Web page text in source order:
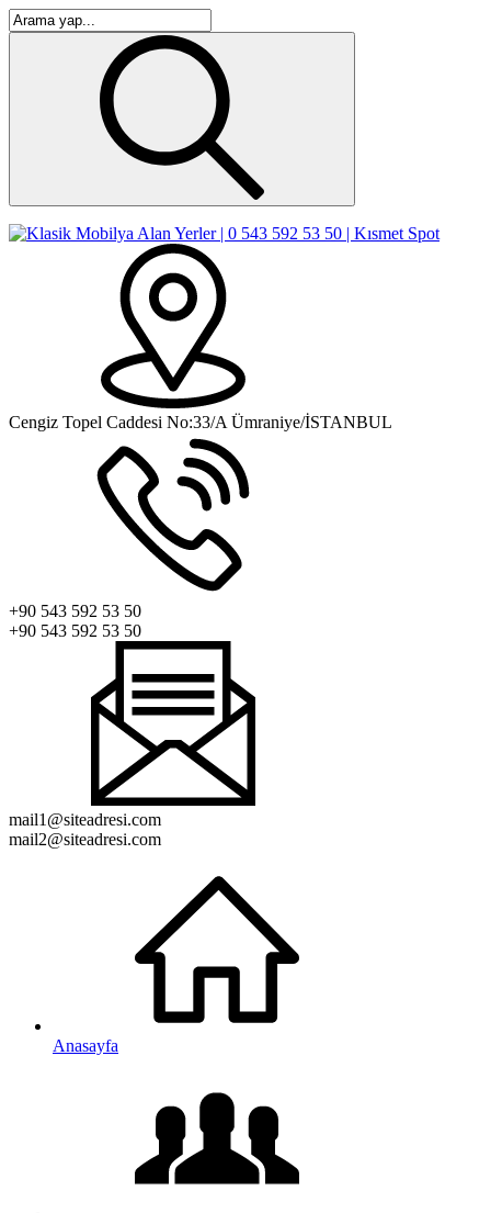
Cengiz Topel Caddesi No:33/A Ümraniye/İSTANBUL
+90 543 592 53 50
+90 543 592 53 50
mail1@siteadresi.com
mail2@siteadresi.com
Anasayfa